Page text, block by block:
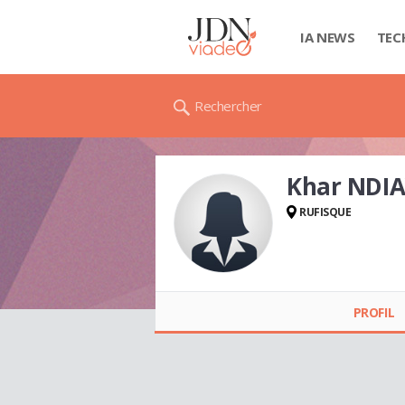
IA NEWS
Rechercher
Khar
RUFISQUE
PROFIL